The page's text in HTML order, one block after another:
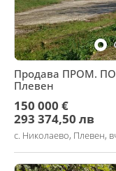
Продава ПРОМ.
Плевен
150 000 €
293 374,50 лв
с. Николаево, Плевен,